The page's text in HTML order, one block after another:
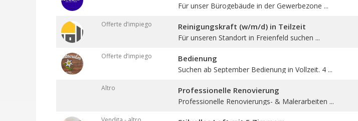
Für unser Bürogebäude in der Gewerbezone ...
Offerte d’impiego Reinigungskraft (w/m/d) in Teilzeit
Für unseren Standort in Freienfeld suchen ...
Offerte d’impiego Bedienung
Suchen ab September Bedienung in Vollzeit. 4 ...
Altro Professionelle Renovierung
Professionelle Renovierungs- & Malerarbeiten ...